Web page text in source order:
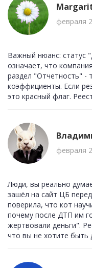
февраля
Важный нюанс: статус
означает, что
раздел "Отчетность" -
коэффициенты. Если
это красный флаг.
февраля
Люди, вы реально
зашёл на сайт ЦБ
поверила, что кот
почему после ДТП им
жертвовали деньги".
что вы не хотите быть